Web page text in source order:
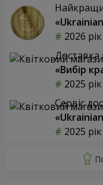
2026 рік
Доставка
«Вибір
2025 рік
Сервіс
2025 рік